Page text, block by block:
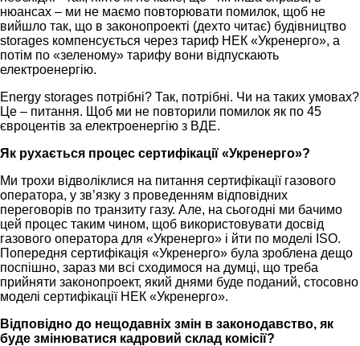
нюансах – ми не маємо повторювати помилок, щоб не
вийшло так, що в законопроекті (дехто читає) будівництво
storages компенсується через тариф НЕК «Укренерго», а
потім по «зеленому» тарифу вони відпускають
електроенергію.
Еnergy storages потрібні? Так, потрібні. Чи на таких умовах?
Це – питання. Щоб ми не повторили помилок як по 45
євроцентів за електроенергію з ВДЕ.
Як рухається процес сертифікації «Укренерго»?
Ми трохи відволіклися на питання сертифікації газового
оператора, у зв’язку з проведенням відповідних
переговорів по транзиту газу. Але, на сьогодні ми бачимо
цей процес таким чином, щоб використовувати досвід
газового оператора для «Укренерго» і йти по моделі ISO.
Попередня сертифікація «Укренерго» була зроблена дещо
поспішно, зараз ми всі сходимося на думці, що треба
прийняти законопроект, який днями буде поданий, стосовно
моделі сертифікації НЕК «Укренерго».
Відповідно до нещодавніх змін в законодавство, як
буде змінюватися кадровий склад комісії?